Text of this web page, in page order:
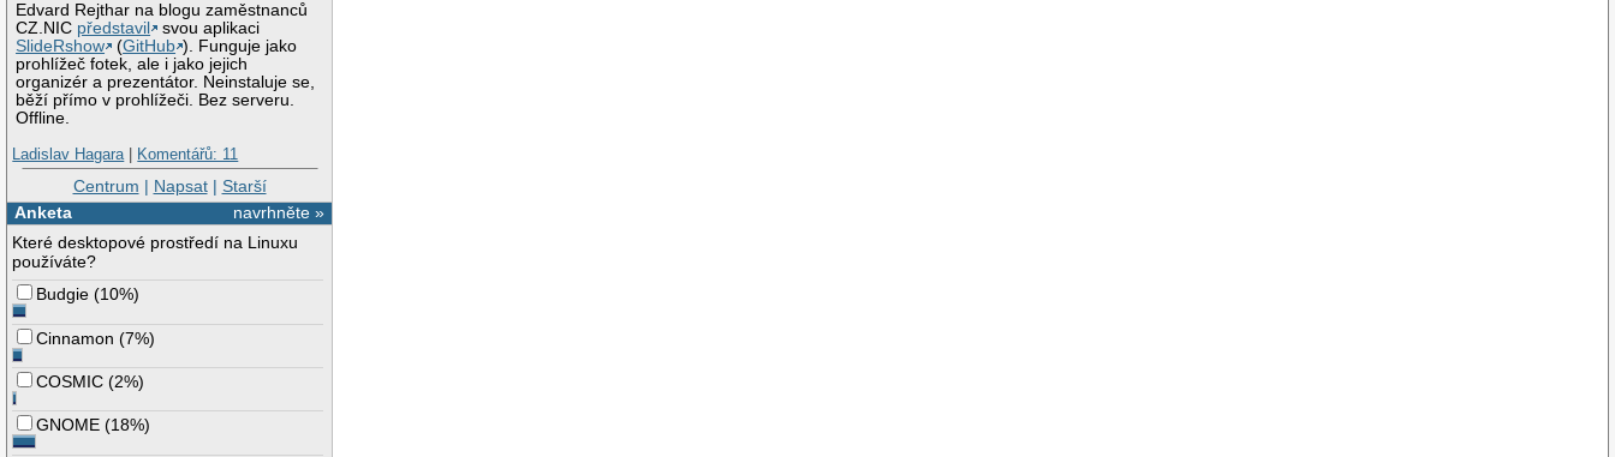
Edvard Rejthar na blogu zaměstnanců
CZ.NIC představil
svou aplikaci
SlideRshow
(GitHub ). Funguje jako
prohlížeč fotek, ale i jako jejich
organizér a prezentátor. Neinstaluje se,
běží přímo v prohlížeči. Bez serveru.
Offline.
Ladislav Hagara| Komentářů: 11
Centrum | Napsat| Starší
navrhněte »
Anketa
Které desktopové prostředí na Linuxu
používáte?
Budgie (10%)
Cinnamon (7%)
COSMIC (2%)
GNOME (18%)